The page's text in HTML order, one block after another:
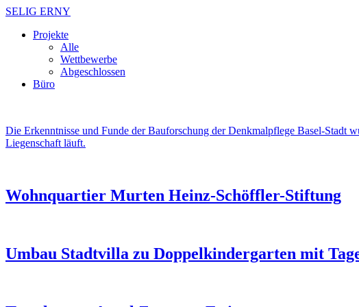
SELIG ERNY
Projekte
Alle
Wettbewerbe
Abgeschlossen
Büro
Die Erkenntnisse und Funde der Bauforschung der Denkmalpflege Basel-Stadt
Liegenschaft läuft.
Wohnquartier Murten Heinz-Schöffler-Stiftung
Umbau Stadtvilla zu Doppelkindergarten mit